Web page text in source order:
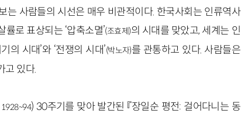
는 사람들의 시선은 매우 비관적이다. 한국사회는 인류역사
로 표상되는 ‘압축소멸’(조효제)의 시대를 맞았고, 세계는 인
의 시대’와 ‘전쟁의 시대’(박노자)를 관통하고 있다. 사람들은
고 있다.
1928~94) 30주기를 맞아 발간된 『장일순 평전: 걸어다니는 동